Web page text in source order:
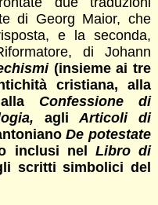
di Georg Maior, che
e la seconda,
di Johann
(insieme ai tre
cristiana, alla
alla
Confessione di
agli
Articoli di
De potestate
inclusi nel Libro di
scritti simbolici del